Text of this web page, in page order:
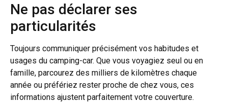
Ne pas déclarer ses
particularités
Toujours communiquer précisément vos habitudes et
usages du camping-car. Que vous voyagiez seul ou en
famille, parcourez des milliers de kilomètres chaque
année ou préfériez rester proche de chez vous, ces
informations ajustent parfaitement votre couverture.